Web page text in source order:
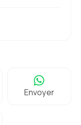
Envoyer